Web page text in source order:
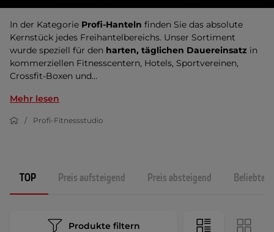
In der Kategorie Profi-Hanteln finden Sie das absolute
Kernstück jedes Freihantelbereichs. Unser Sortiment
wurde speziell für den harten, täglichen Dauereinsatz in
kommerziellen Fitnesscentern, Hotels, Sportvereinen,
Crossfit-Boxen und...
Mehr lesen
Profi-Fitnessstudio
TOP Preis aufsteigend Preis absteigend
Produkte filtern